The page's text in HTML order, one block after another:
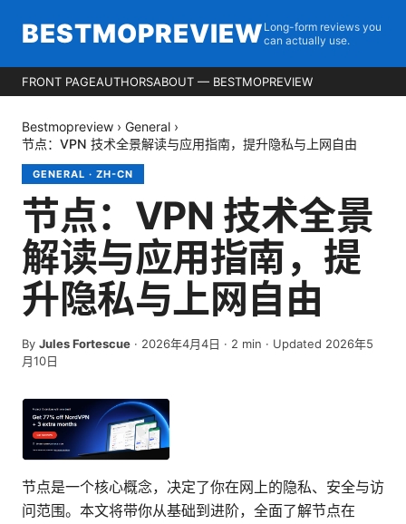
BESTMOPREVIEW Long-form reviews you
can actually use.
FRONT PAGEAUTHORSABOUT — BESTMOPREVIEW
Bestmopreview › General ›
节点：VPN 技术全景解读与应用指南，提升隐私与上网自由
GENERAL · ZH-CN
节点：VPN 技术全景
解读与应用指南，提
升隐私与上网自由
By Jules Fortescue · 2026年4月4日 · 2 min · Updated 2026年5
月10日
节点是一个核心概念，决定了你在网上的隐私、安全与访
问范围。本文将带你从基础到进阶，全面了解节点在